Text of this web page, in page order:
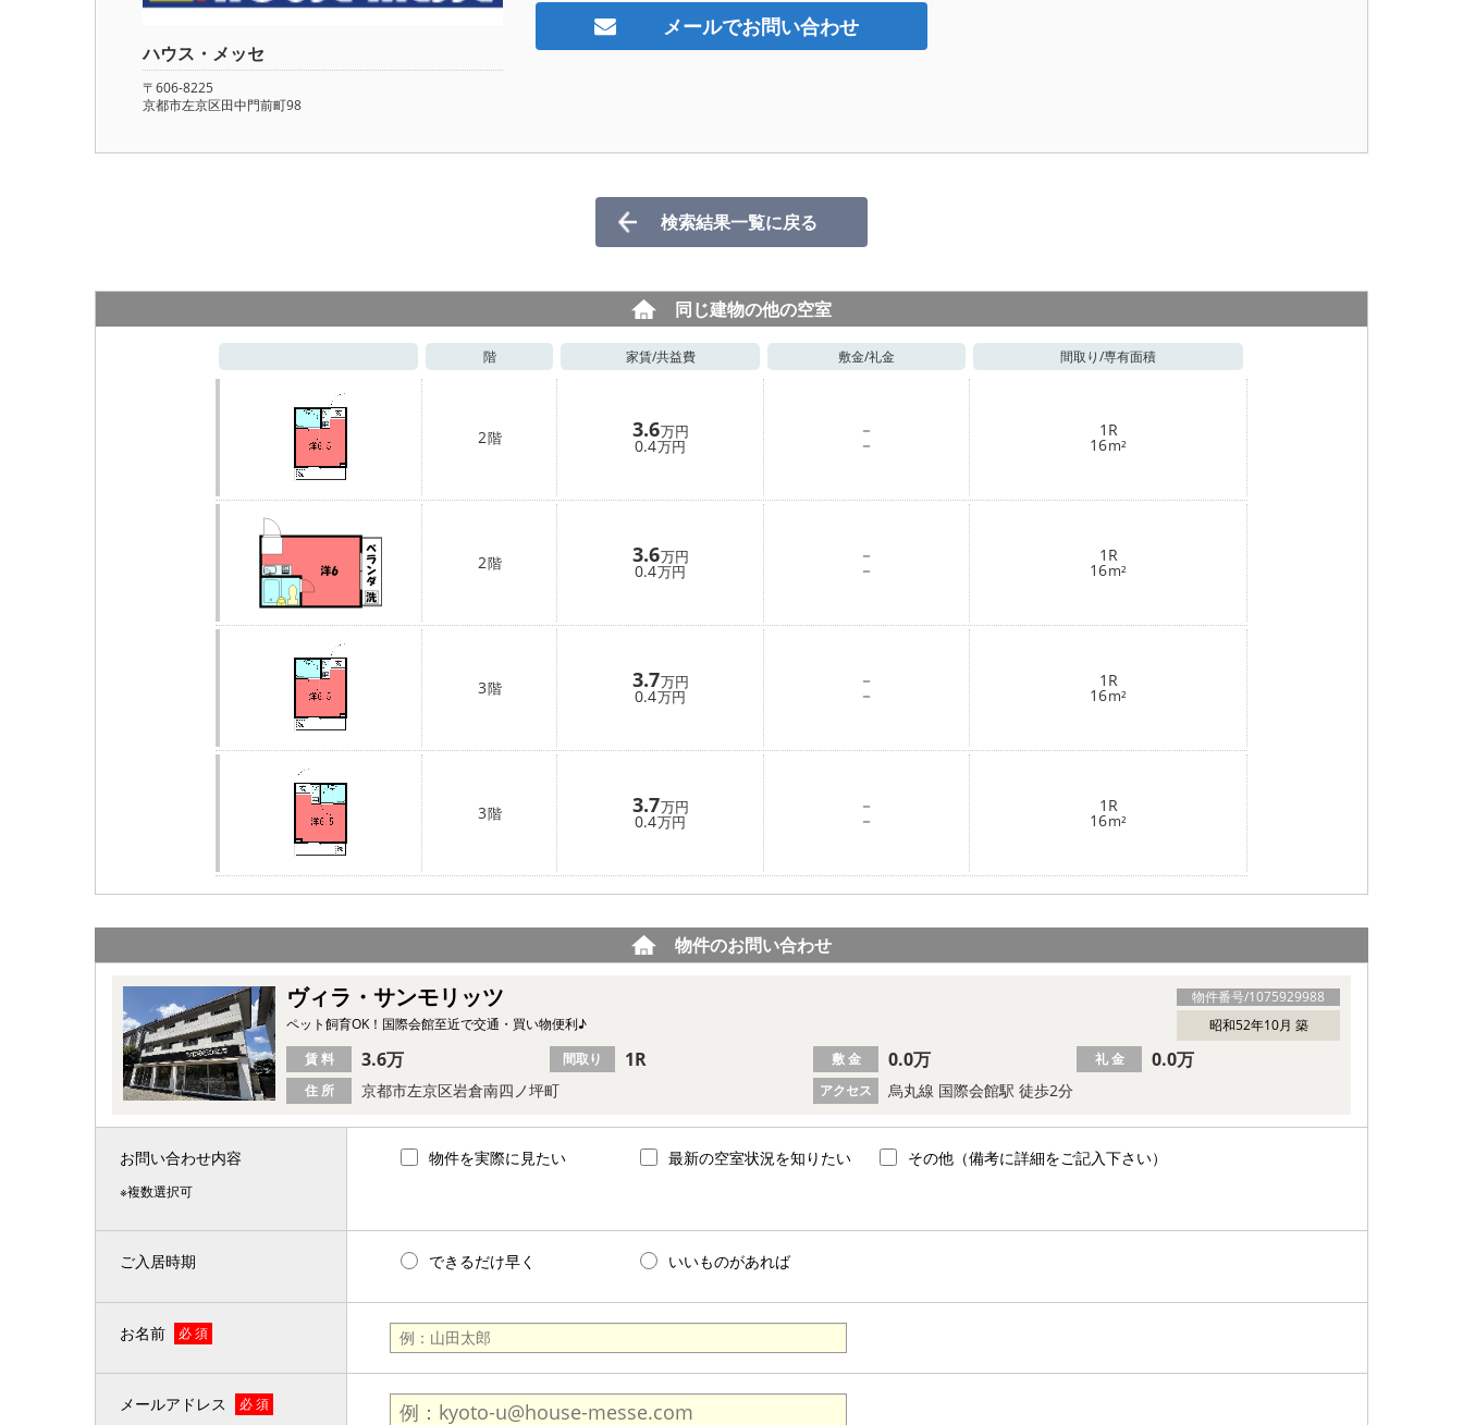
ハウス・メッセ
〒606-8225
京都市左京区田中門前町98
メールでお問い合わせ
検索結果一覧に戻る
同じ建物の他の空室
階 家賃/共益費 敷金/礼金 間取り/専有面積
2階 3.6万円
0.4万円
－
－
1R
16m²
2階 3.6万円
0.4万円
－
－
1R
16m²
3階 3.7万円
0.4万円
－
－
1R
16m²
3階 3.7万円
0.4万円
－
－
1R
16m²
物件のお問い合わせ
物件番号/1075929988
ヴィラ・サンモリッツ
昭和52年10月 築
ペット飼育OK！国際会館至近で交通・買い物便利♪
住 所 京都市左京区岩倉南四ノ坪町 アクセス 烏丸線 国際会館駅 徒歩2分
賃 料 3.6万 間取り 1R 敷 金 0.0万 礼 金 0.0万
お問い合わせ内容
※複数選択可
物件を実際に見たい 最新の空室状況を知りたい その他（備考に詳細をご記入下さい）
ご入居時期 できるだけ早く いいものがあれば
お名前 必 須
メールアドレス 必 須